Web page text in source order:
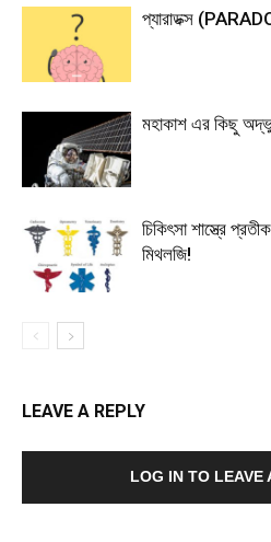
প্যারাডক্স
মহাকাশ এর কিছু
চিকিৎসা শাস্ত্রে
মিথলজি!
LEAVE A REPLY
LOG IN TO LEAVE